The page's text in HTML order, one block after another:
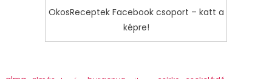
OkosReceptek Facebook csoport – katt a
képre!